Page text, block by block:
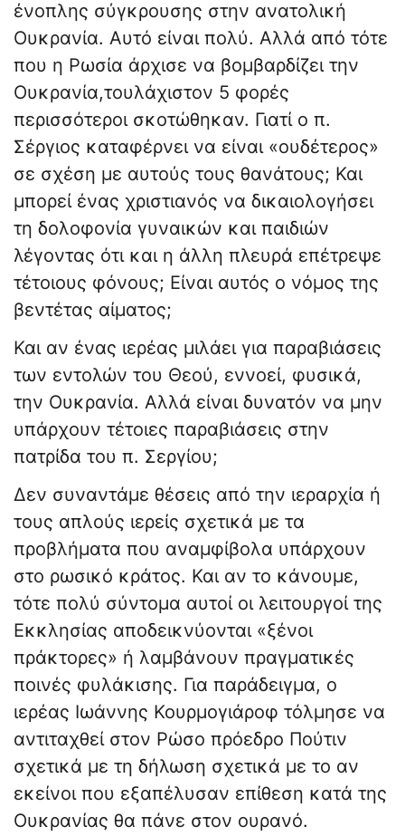
ένοπλης σύγκρουσης στην ανατολική
Ουκρανία. Αυτό είναι πολύ. Αλλά από τότε
που η Ρωσία άρχισε να βομβαρδίζει την
Ουκρανία,τουλάχιστον 5 φορές
περισσότεροι σκοτώθηκαν. Γιατί ο π.
Σέργιος καταφέρνει να είναι «ουδέτερος»
σε σχέση με αυτούς τους θανάτους; Και
μπορεί ένας χριστιανός να δικαιολογήσει
τη δολοφονία γυναικών και παιδιών
λέγοντας ότι και η άλλη πλευρά επέτρεψε
τέτοιους φόνους; Είναι αυτός ο νόμος της
βεντέτας αίματος;
Και αν ένας ιερέας μιλάει για παραβιάσεις
των εντολών του Θεού, εννοεί, φυσικά,
την Ουκρανία. Αλλά είναι δυνατόν να μην
υπάρχουν τέτοιες παραβιάσεις στην
πατρίδα του π. Σεργίου;
Δεν συναντάμε θέσεις από την ιεραρχία ή
τους απλούς ιερείς σχετικά με τα
προβλήματα που αναμφίβολα υπάρχουν
στο ρωσικό κράτος. Και αν το κάνουμε,
τότε πολύ σύντομα αυτοί οι λειτουργοί της
Εκκλησίας αποδεικνύονται «ξένοι
πράκτορες» ή λαμβάνουν πραγματικές
ποινές φυλάκισης. Για παράδειγμα, ο
ιερέας Ιωάννης Κουρμογιάροφ τόλμησε να
αντιταχθεί στον Ρώσο πρόεδρο Πούτιν
σχετικά με τη δήλωση σχετικά με το αν
εκείνοι που εξαπέλυσαν επίθεση κατά της
Ουκρανίας θα πάνε στον ουρανό.